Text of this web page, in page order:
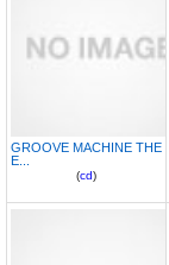
GROOVE MACHINE THE
E...
(cd)